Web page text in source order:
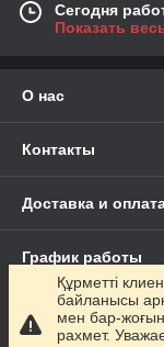
Сегодня
Показать
О нас
Контакты
Доставка и
График работы
Полная версия
Құрметті
байланысы
мен бар-
рахмет.